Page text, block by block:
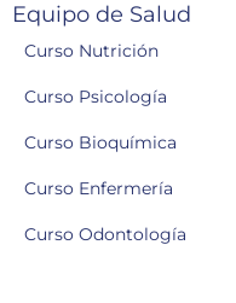
Equipo de Salud
Curso Nutrición
Curso Psicología
Curso Bioquímica
Curso Enfermería
Curso Odontología